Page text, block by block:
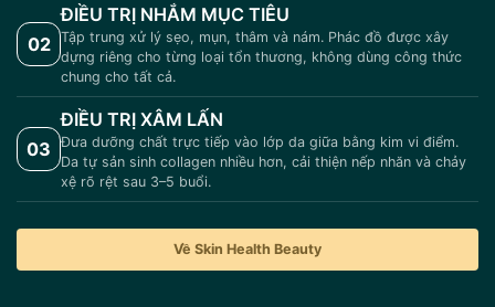
02
ĐIỀU TRỊ NHẮM MỤC TIÊU
Tập trung xử lý sẹo, mụn, thâm và nám. Phác đồ được xây
dựng riêng cho từng loại tổn thương, không dùng công thức
chung cho tất cả.
03
ĐIỀU TRỊ XÂM LẤN
Đưa dưỡng chất trực tiếp vào lớp da giữa bằng kim vi điểm.
Da tự sản sinh collagen nhiều hơn, cải thiện nếp nhăn và chảy
xệ rõ rệt sau 3–5 buổi.
Về Skin Health Beauty